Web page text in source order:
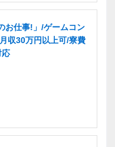
お仕事!」/ゲームコン
収30万円以上可/寮費
応